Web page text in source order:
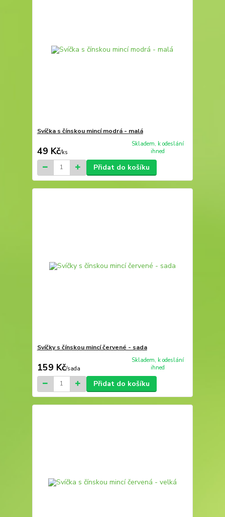
Svíčka s čínskou mincí modrá - malá
49 Kč/ks
Skladem, k odeslání
ihned
Přidat do košíku
Svíčky s čínskou mincí červené - sada
159 Kč/sada
Skladem, k odeslání
ihned
Přidat do košíku